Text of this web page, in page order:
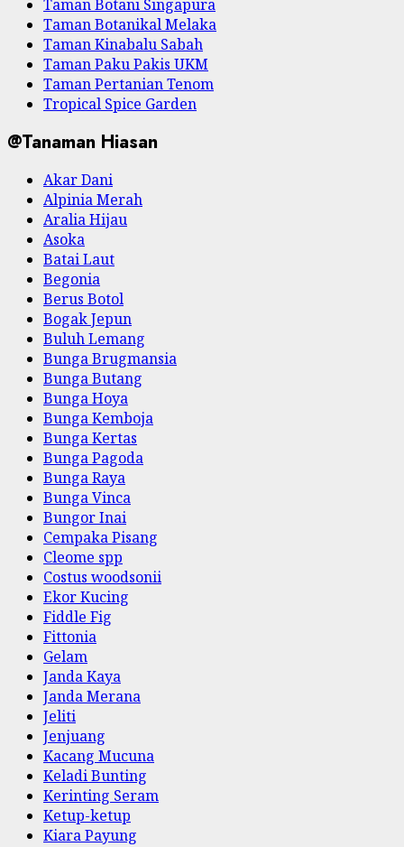
Taman Botani Singapura
Taman Botanikal Melaka
Taman Kinabalu Sabah
Taman Paku Pakis UKM
Taman Pertanian Tenom
Tropical Spice Garden
@Tanaman Hiasan
Akar Dani
Alpinia Merah
Aralia Hijau
Asoka
Batai Laut
Begonia
Berus Botol
Bogak Jepun
Buluh Lemang
Bunga Brugmansia
Bunga Butang
Bunga Hoya
Bunga Kemboja
Bunga Kertas
Bunga Pagoda
Bunga Raya
Bunga Vinca
Bungor Inai
Cempaka Pisang
Cleome spp
Costus woodsonii
Ekor Kucing
Fiddle Fig
Fittonia
Gelam
Janda Kaya
Janda Merana
Jeliti
Jenjuang
Kacang Mucuna
Keladi Bunting
Kerinting Seram
Ketup-ketup
Kiara Payung